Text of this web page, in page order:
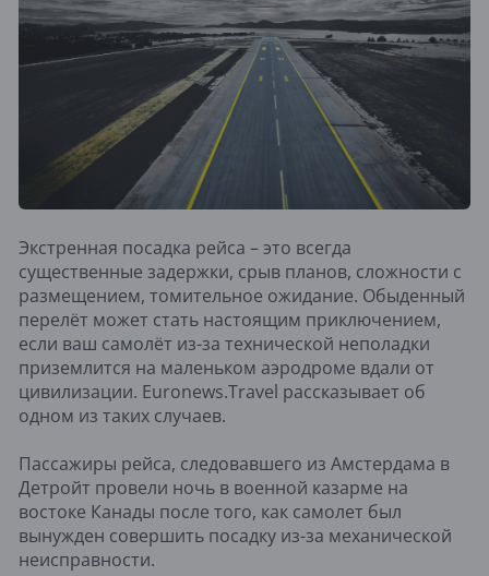
Экстренная посадка рейса – это всегда
существенные задержки, срыв планов, сложности с
размещением, томительное ожидание. Обыденный
перелёт может стать настоящим приключением,
если ваш самолёт из-за технической неполадки
приземлится на маленьком аэродроме вдали от
цивилизации. Euronews.Travel рассказывает об
одном из таких случаев.
Пассажиры рейса, следовавшего из Амстердама в
Детройт провели ночь в военной казарме на
востоке Канады после того, как самолет был
вынужден совершить посадку из-за механической
неисправности.